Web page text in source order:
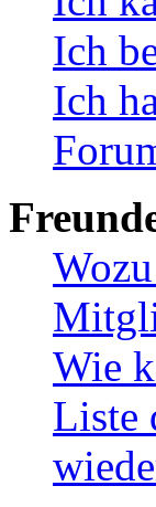
Ich
Ich
Wie
Liste